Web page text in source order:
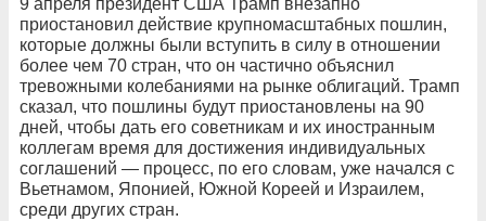
9 апреля президент США Трамп внезапно
приостановил действие крупномасштабных пошлин,
которые должны были вступить в силу в отношении
более чем 70 стран, что он частично объяснил
тревожными колебаниями на рынке облигаций. Трамп
сказал, что пошлины будут приостановлены на 90
дней, чтобы дать его советникам и их иностранным
коллегам время для достижения индивидуальных
соглашений — процесс, по его словам, уже начался с
Вьетнамом, Японией, Южной Кореей и Израилем,
среди других стран.